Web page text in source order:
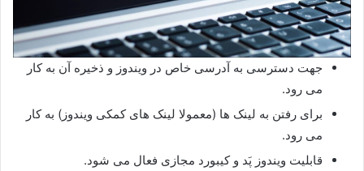
جهت دسترسی به آدرسی خاص در ویندوز و ذخیره آن به کار
می رود.
برای رفتن به لینک ها (معمولا لینک های کمکی ویندوز) به کار
می رود.
قابلیت ویندوز پَد و کیبورد مجازی فعال می شود.